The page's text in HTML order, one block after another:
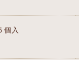
個入